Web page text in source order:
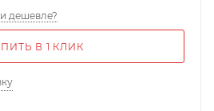
дешевле?
В 1 КЛИК